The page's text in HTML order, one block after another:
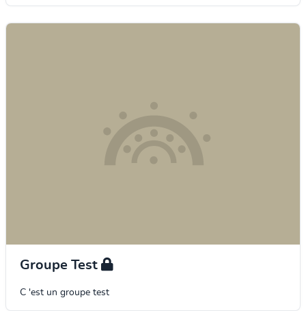
Groupe Test
C 'est un groupe test